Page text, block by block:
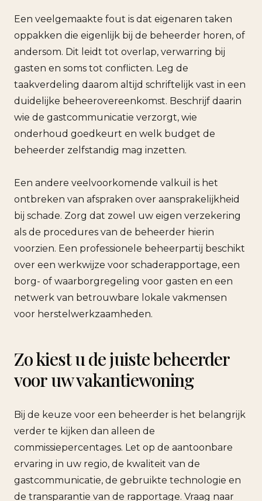
Een veelgemaakte fout is dat eigenaren taken
oppakken die eigenlijk bij de beheerder horen, of
andersom. Dit leidt tot overlap, verwarring bij
gasten en soms tot conflicten. Leg de
taakverdeling daarom altijd schriftelijk vast in een
duidelijke beheerovereenkomst. Beschrijf daarin
wie de gastcommunicatie verzorgt, wie
onderhoud goedkeurt en welk budget de
beheerder zelfstandig mag inzetten.
Een andere veelvoorkomende valkuil is het
ontbreken van afspraken over aansprakelijkheid
bij schade. Zorg dat zowel uw eigen verzekering
als de procedures van de beheerder hierin
voorzien. Een professionele beheerpartij beschikt
over een werkwijze voor schaderapportage, een
borg- of waarborgregeling voor gasten en een
netwerk van betrouwbare lokale vakmensen
voor herstelwerkzaamheden.
Zo kiest u de juiste beheerder
voor uw vakantiewoning
Bij de keuze voor een beheerder is het belangrijk
verder te kijken dan alleen de
commissiepercentages. Let op de aantoonbare
ervaring in uw regio, de kwaliteit van de
gastcommunicatie, de gebruikte technologie en
de transparantie van de rapportage. Vraag naar